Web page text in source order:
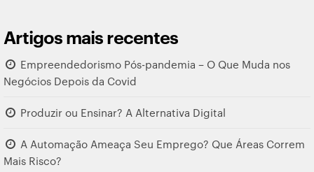
Artigos mais recentes
Empreendedorismo Pós-pandemia – O Que Muda nos
Negócios Depois da Covid
Produzir ou Ensinar? A Alternativa Digital
A Automação Ameaça Seu Emprego? Que Áreas Correm
Mais Risco?